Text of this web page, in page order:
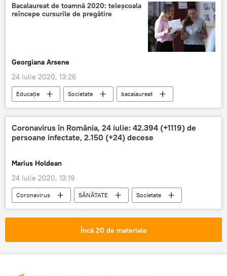
Bacalaureat de toamnă 2020: teleșcoala
reîncepe cursurile de pregătire
Georgiana Arsene
24 Iulie 2020, 13:26
Educație Societate
bacalaureat
2020
Coronavirus în România, 24 iulie: 42.394 (+1119) de
persoane infectate, 2.150 (+24) decese
Marius Holdean
24 Iulie 2020, 13:19
Coronavirus SĂNĂTATE Societate
Încă 20 de materiale